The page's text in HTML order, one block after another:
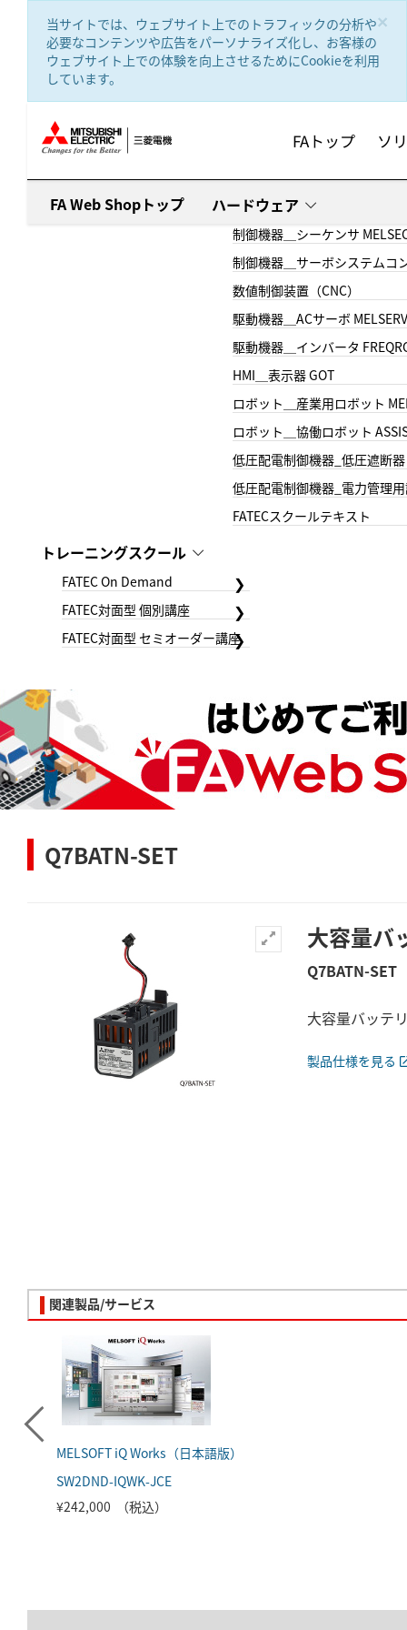
×
当サイトでは、ウェブサイト上でのトラフィックの分析や
必要なコンテンツや広告をパーソナライズ化し、お客様の
ウェブサイト上での体験を向上させるためにCookieを利用
しています。
FAトップ ソ
FA Web Shopトップ ハードウェア
制御機器＿シーケンサ
制御機器＿サーボシステムコ
数値制御装置（CNC）
駆動機器＿ACサーボ
駆動機器＿インバータ
HMI＿表示器 GOT
ロボット＿産業用ロボット
ロボット＿協働ロボット
低圧配電制御機器_低圧遮断器
低圧配電制御機器_電力管理
FATECスクールテキスト
トレーニングスクール
FATEC On Demand
FATEC対面型 個別講座
FATEC対面型 セミオーダー講座
Q7BATN-SET
大容量バ
Q7BATN-SET
大容量バッテ
製品仕様を見る
関連製品/サービス
MELSOFT iQ Works（日本語版）
SW2DND-IQWK-JCE
¥242,000 （税込）